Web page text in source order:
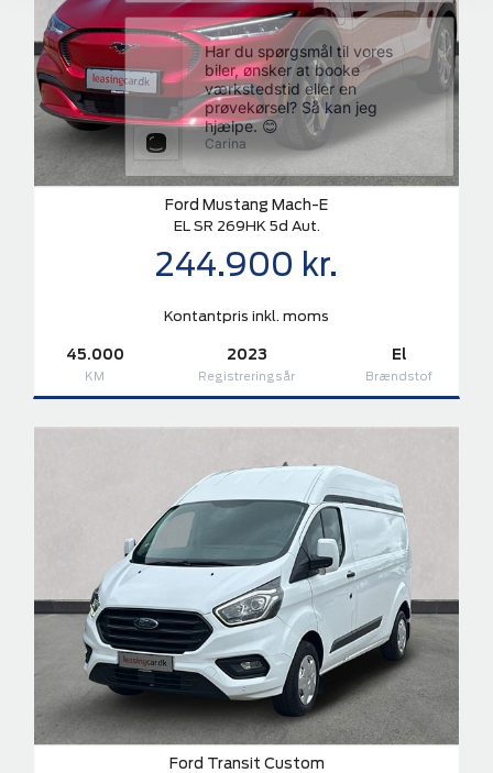
Ford Mustang Mach-E
EL SR 269HK 5d Aut.
244.900 kr.
Kontantpris inkl. moms
45.000
KM
2023
Registreringsår
El
Brændstof
Ford Transit Custom